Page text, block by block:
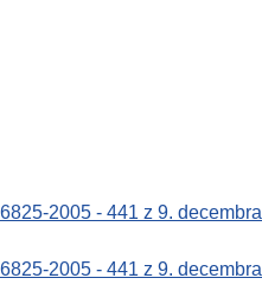
2005 - 441 z 9.
2005 - 441 z 9.